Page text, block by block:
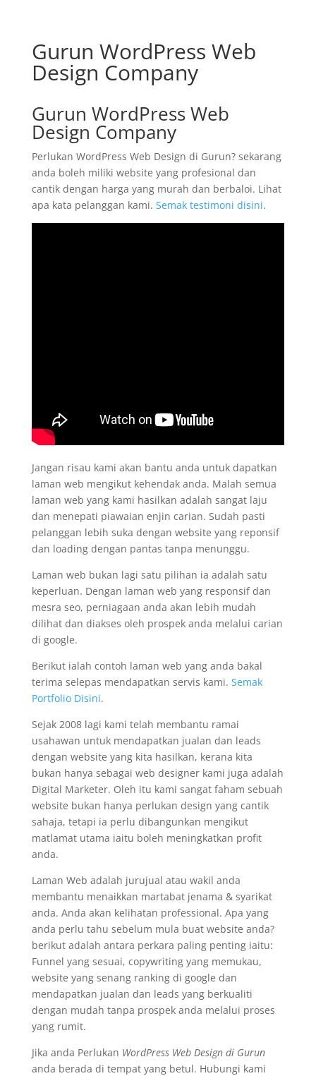
Gurun WordPress Web
Design Company
Gurun WordPress Web
Design Company
Perlukan WordPress Web Design di Gurun? sekarang
anda boleh miliki website yang profesional dan
cantik dengan harga yang murah dan berbaloi. Lihat
apa kata pelanggan kami. Semak testimoni disini.
Jangan risau kami akan bantu anda untuk dapatkan
laman web mengikut kehendak anda. Malah semua
laman web yang kami hasilkan adalah sangat laju
dan menepati piawaian enjin carian. Sudah pasti
pelanggan lebih suka dengan website yang reponsif
dan loading dengan pantas tanpa menunggu.
Laman web bukan lagi satu pilihan ia adalah satu
keperluan. Dengan laman web yang responsif dan
mesra seo, perniagaan anda akan lebih mudah
dilihat dan diakses oleh prospek anda melalui carian
di google.
Berikut ialah contoh laman web yang anda bakal
terima selepas mendapatkan servis kami. Semak
Portfolio Disini.
Sejak 2008 lagi kami telah membantu ramai
usahawan untuk mendapatkan jualan dan leads
dengan website yang kita hasilkan, kerana kita
bukan hanya sebagai web designer kami juga adalah
Digital Marketer. Oleh itu kami sangat faham sebuah
website bukan hanya perlukan design yang cantik
sahaja, tetapi ia perlu dibangunkan mengikut
matlamat utama iaitu boleh meningkatkan profit
anda.
Laman Web adalah jurujual atau wakil anda
membantu menaikkan martabat jenama & syarikat
anda. Anda akan kelihatan professional. Apa yang
anda perlu tahu sebelum mula buat website anda?
berikut adalah antara perkara paling penting iaitu:
Funnel yang sesuai, copywriting yang memukau,
website yang senang ranking di google dan
mendapatkan jualan dan leads yang berkualiti
dengan mudah tanpa prospek anda melalui proses
yang rumit.
Jika anda Perlukan WordPress Web Design di Gurun
anda berada di tempat yang betul. Hubungi kami